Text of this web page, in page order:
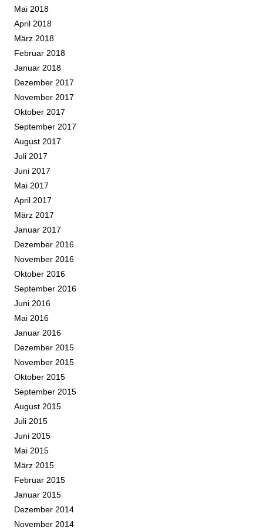
Mai 2018
April 2018
März 2018
Februar 2018
Januar 2018
Dezember 2017
November 2017
Oktober 2017
September 2017
August 2017
Juli 2017
Juni 2017
Mai 2017
April 2017
März 2017
Januar 2017
Dezember 2016
November 2016
Oktober 2016
September 2016
Juni 2016
Mai 2016
Januar 2016
Dezember 2015
November 2015
Oktober 2015
September 2015
August 2015
Juli 2015
Juni 2015
Mai 2015
März 2015
Februar 2015
Januar 2015
Dezember 2014
November 2014